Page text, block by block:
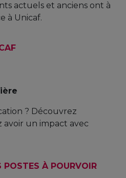
actuels et anciens ont à
à Unicaf.
? Découvrez
un impact avec
POSTES À POURVOIR